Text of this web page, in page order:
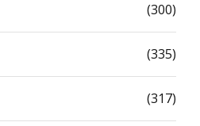
(300)
(335)
(317)